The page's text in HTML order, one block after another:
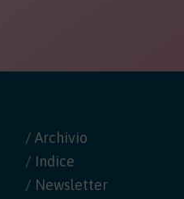
/ Archivio
/ Indice
/ Newsletter